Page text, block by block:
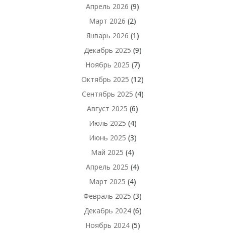
Апрель 2026 (9)
Март 2026 (2)
Январь 2026 (1)
Декабрь 2025 (9)
Ноябрь 2025 (7)
Октябрь 2025 (12)
Сентябрь 2025 (4)
Август 2025 (6)
Июль 2025 (4)
Июнь 2025 (3)
Май 2025 (4)
Апрель 2025 (4)
Март 2025 (4)
Февраль 2025 (3)
Декабрь 2024(6)
Ноябрь 2024(5)